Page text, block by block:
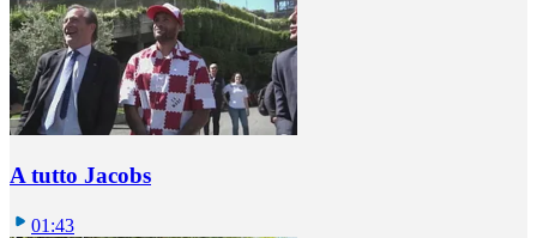
A tutto Jacobs
01:43